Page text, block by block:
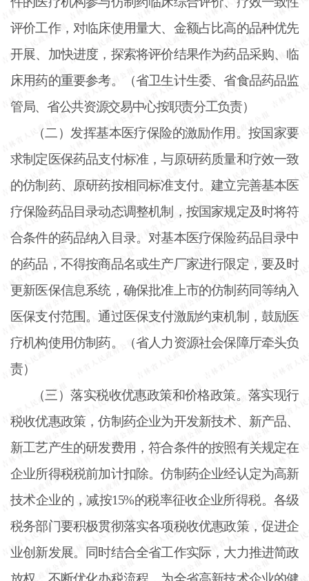
评价工作，对临床使用量大、金额占比高的品种优先
开展、加快进度，探索将评价结果作为药品采购、临
床用药的重要参考。（省卫生计生委、省食品药品监
管局、省公共资源交易中心按职责分工负责）
（二）发挥基本医疗保险的激励作用。按国家要
求制定医保药品支付标准，与原研药质量和疗效一致
的仿制药、原研药按相同标准支付。建立完善基本医
疗保险药品目录动态调整机制，按国家规定及时将符
合条件的药品纳入目录。对基本医疗保险药品目录中
的药品，不得按商品名或生产厂家进行限定，要及时
更新医保信息系统，确保批准上市的仿制药同等纳入
医保支付范围。通过医保支付激励约束机制，鼓励医
疗机构使用仿制药。（省人力资源社会保障厅牵头负
责）
（三）落实税收优惠政策和价格政策。落实现行
税收优惠政策，仿制药企业为开发新技术、新产品、
新工艺产生的研发费用，符合条件的按照有关规定在
企业所得税税前加计扣除。仿制药企业经认定为高新
技术企业的，减按15%的税率征收企业所得税。各级
税务部门要积极贯彻落实各项税收优惠政策，促进企
业创新发展。同时结合全省工作实际，大力推进简政